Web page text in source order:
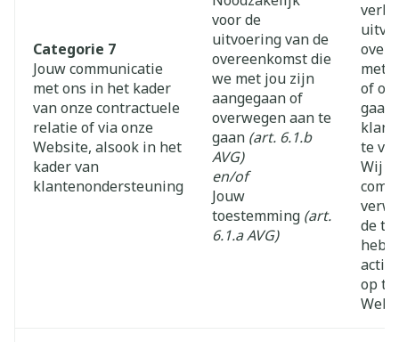
Categorie 7
Jouw communicatie
met ons in het kader
van onze contractuele
relatie of via onze
Website, alsook in het
kader van
klantenondersteuning
voor de
uitvoering van de
overeenkomst die
we met jou zijn
aangegaan of
overwegen aan te
gaan (art. 6.1.b
AVG)
en/of
Jouw
toestemming (art.
6.1.a AVG)
met
of
te
Wij
de
hebt
op te